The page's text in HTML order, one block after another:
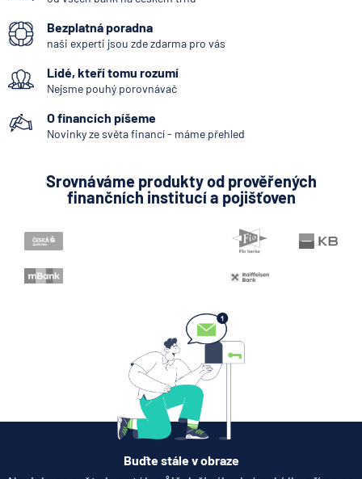
Vkladomat
SEPA Platba
Kodex mobility klientů
Mobilní bankovnictví
Zastoupení zahraniční banky
Bankovní licence
Konstantní symbol
Bezplatná poradna
naši experti jsou zde zdarma pro vás
Lidé, kteří tomu rozumí
Nejsme pouhý porovnávač
O financích píšeme
Novinky ze světa financí - máme přehled
Srovnáváme produkty od prověřených
finančních institucí a pojišťoven
Buďte stále v obraze